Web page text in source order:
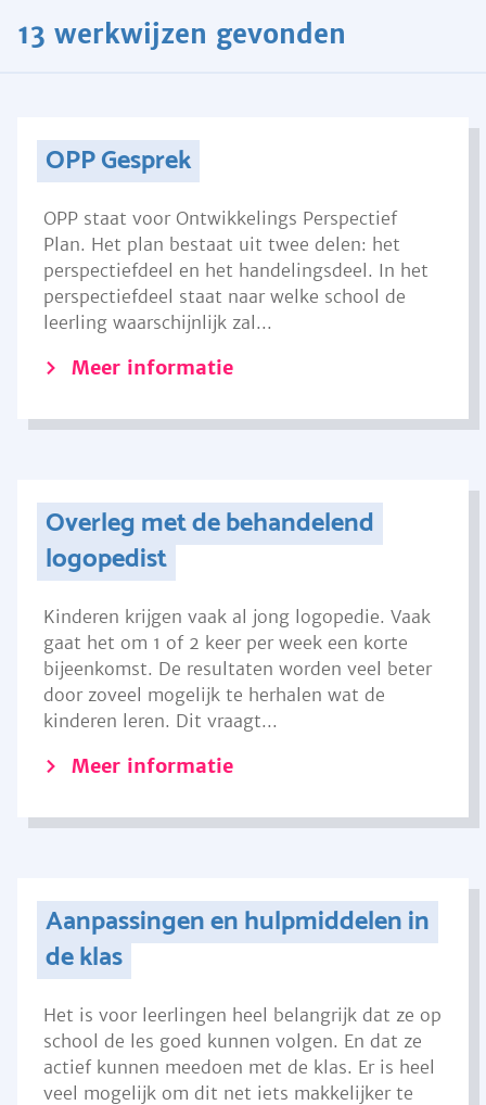
13 werkwijzen gevonden
OPP Gesprek
OPP staat voor Ontwikkelings Perspectief
Plan. Het plan bestaat uit twee delen: het
perspectiefdeel en het handelingsdeel. In het
perspectiefdeel staat naar welke school de
leerling waarschijnlijk zal...
Meer informatie
Overleg met de behandelend
logopedist
Kinderen krijgen vaak al jong logopedie. Vaak
gaat het om 1 of 2 keer per week een korte
bijeenkomst. De resultaten worden veel beter
door zoveel mogelijk te herhalen wat de
kinderen leren. Dit vraagt...
Meer informatie
Aanpassingen en hulpmiddelen in
de klas
Het is voor leerlingen heel belangrijk dat ze op
school de les goed kunnen volgen. En dat ze
actief kunnen meedoen met de klas. Er is heel
veel mogelijk om dit net iets makkelijker te